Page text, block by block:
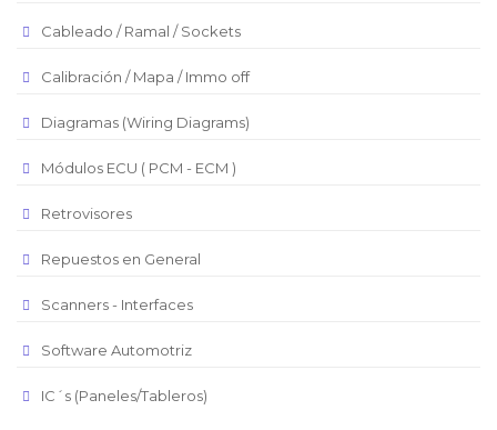
Euro
Real Brasilero
Cableado / Ramal / Sockets
Calibración / Mapa / Immo off
Diagramas (Wiring Diagrams)
Módulos ECU ( PCM - ECM )
Retrovisores
Repuestos en General
Scanners - Interfaces
Software Automotriz
IC´s (Paneles/Tableros)